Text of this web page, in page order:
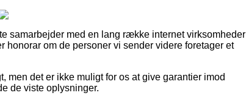
samarbejder med en lang række internet virksomheder
honorar om de personer vi sender videre foretager et
det er ikke muligt for os at give garantier imod
de viste oplysninger.